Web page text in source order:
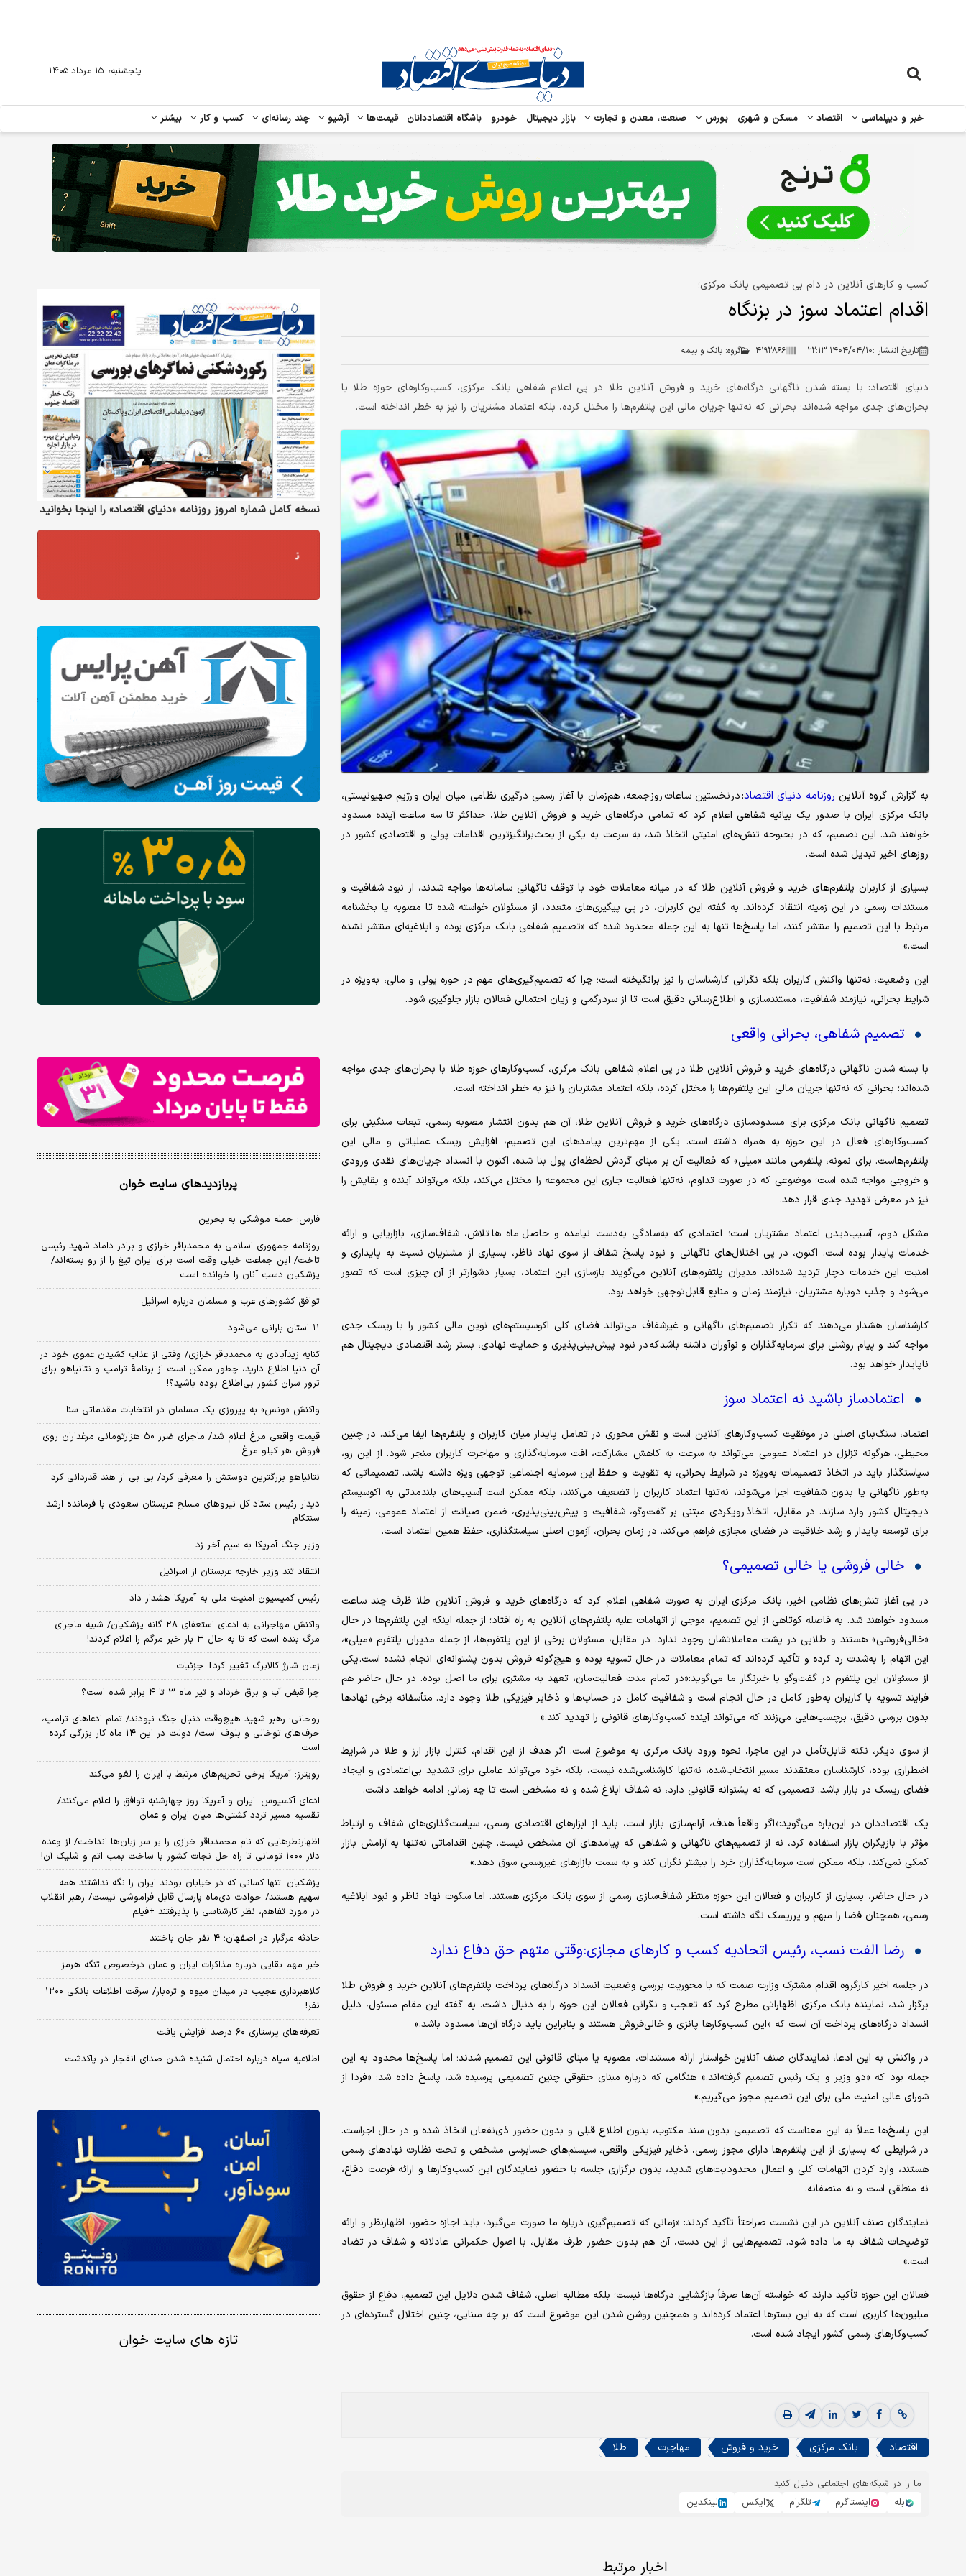
خبر و دیپلماسی اقتصاد مسکن و شهری بورس صنعت، معدن و تجارت بازار دیجیتال خودرو باشگاه اقتصاددانان قیمت‌ها آرشیو چند رسانه‌ای کسب و کار بیشتر
پنجشنبه، ۱۵ مرداد ۱۴۰۵
کسب و کارهای آنلاین در دام بی تصمیمی بانک مرکزی؛
اقدام اعتماد سوز در بزنگاه
تاریخ انتشار :۱۴۰۴/۰۴/۱۰ ۲۲:۱۳ ۴۱۹۲۸۶۶ گروه: بانک و بیمه
دنیای اقتصاد: با بسته شدن ناگهانی درگاه‌های خرید و فروش آنلاین طلا در پی اعلام شفاهی بانک مرکزی، کسب‌وکارهای حوزه طلا با
بحران‌های جدی مواجه شده‌اند؛ بحرانی که نه‌تنها جریان مالی این پلتفرم‌ها را مختل کرده، بلکه اعتماد مشتریان را نیز به خطر انداخته است.
به گزارش گروه آنلاین روزنامه دنیای اقتصاد:در نخستین ساعات روز جمعه، هم‌زمان با آغاز رسمی درگیری نظامی میان ایران و رژیم‌ صهیونیستی،
بانک مرکزی ایران با صدور یک بیانیه شفاهی اعلام کرد که تمامی درگاه‌های خرید و فروش آنلاین طلا، حداکثر تا سه ساعت آینده مسدود
خواهند شد. این تصمیم، که در بحبوحه تنش‌های امنیتی اتخاذ شد، به سرعت به یکی از بحث‌برانگیزترین اقدامات پولی و اقتصادی کشور در
روزهای اخیر تبدیل شده است.
بسیاری از کاربران پلتفرم‌های خرید و فروش آنلاین طلا که در میانه معاملات خود با توقف ناگهانی سامانه‌ها مواجه شدند، از نبود شفافیت و
مستندات رسمی در این زمینه انتقاد کرده‌اند. به گفته این کاربران، در پی پیگیری‌های متعدد، از مسئولان خواسته شده تا مصوبه یا بخشنامه
مرتبط با این تصمیم را منتشر کنند، اما پاسخ‌ها تنها به این جمله محدود شده که «تصمیم شفاهی بانک مرکزی بوده و ابلاغیه‌ای منتشر نشده
است.»
این وضعیت، نه‌تنها واکنش کاربران بلکه نگرانی کارشناسان را نیز برانگیخته است؛ چرا که تصمیم‌گیری‌های مهم در حوزه پولی و مالی، به‌ویژه در
شرایط بحرانی، نیازمند شفافیت، مستندسازی و اطلاع‌رسانی دقیق است تا از سردرگمی و زیان احتمالی فعالان بازار جلوگیری شود.
تصمیم شفاهی، بحرانی واقعی
با بسته شدن ناگهانی درگاه‌های خرید و فروش آنلاین طلا در پی اعلام شفاهی بانک مرکزی، کسب‌وکارهای حوزه طلا با بحران‌های جدی مواجه
شده‌اند؛ بحرانی که نه‌تنها جریان مالی این پلتفرم‌ها را مختل کرده، بلکه اعتماد مشتریان را نیز به خطر انداخته است.
تصمیم ناگهانی بانک مرکزی برای مسدودسازی درگاه‌های خرید و فروش آنلاین طلا، آن هم بدون انتشار مصوبه رسمی، تبعات سنگینی برای
کسب‌وکارهای فعال در این حوزه به همراه داشته است. یکی از مهم‌ترین پیامدهای این تصمیم، افزایش ریسک عملیاتی و مالی این
پلتفرم‌هاست. برای نمونه، پلتفرمی مانند «میلی‌» که فعالیت آن بر مبنای گردش لحظه‌ای پول بنا شده، اکنون با انسداد جریان‌های نقدی ورودی
و خروجی مواجه شده است؛ موضوعی که در صورت تداوم، نه‌تنها فعالیت جاری این مجموعه را مختل می‌کند، بلکه می‌تواند آینده و بقا‌یش را
نیز در معرض تهدید جدی قرار دهد.
مشکل دوم، آسیب‌دیدن اعتماد مشتریان است؛ اعتمادی که به‌سادگی به‌دست نیامده و حاصل ماه ها تلاش، شفاف‌سازی، بازاریابی و ارائه
خدمات پایدار بوده است. اکنون، در پی اختلال‌های ناگهانی و نبود پاسخ شفاف از سوی نهاد ناظر، بسیاری از مشتریان نسبت به پایداری و
امنیت این خدمات دچار تردید شده‌اند. مدیران پلتفرم‌های آنلاین می‌گویند بازسازی این اعتماد، بسیار دشوارتر از آن چیزی است که تصور
می‌شود و جذب دوباره مشتریان، نیازمند زمان و منابع قابل‌توجهی خواهد بود.
کارشناسان هشدار می‌دهند که تکرار تصمیم‌های ناگهانی و غیرشفاف می‌تواند فضای کلی اکوسیستم‌های نوین مالی کشور را با ریسک جدی
مواجه کند و پیام روشنی برای سرمایه‌گذاران و نوآوران داشته باشد که در نبود پیش‌بینی‌پذیری و حمایت نهادی، بستر رشد اقتصادی دیجیتال هم
ناپایدار خواهد بود.
اعتمادساز باشید نه اعتماد سوز
اعتماد، سنگ‌بنای اصلی در موفقیت کسب‌وکارهای آنلاین است و نقش محوری در تعامل پایدار میان کاربران و پلتفرم‌ها ایفا می‌کند. در چنین
محیطی، هرگونه تزلزل در اعتماد عمومی می‌تواند به سرعت به کاهش مشارکت، افت سرمایه‌گذاری و مهاجرت کاربران منجر شود. از این رو،
سیاستگذار باید در اتخاذ تصمیمات به‌ویژه در شرایط بحرانی، به تقویت و حفظ این سرمایه اجتماعی توجهی ویژه داشته باشد. تصمیماتی که
به‌طور ناگهانی یا بدون شفافیت اجرا می‌شوند، نه‌تنها اعتماد کاربران را تضعیف می‌کنند، بلکه ممکن است آسیب‌های بلندمدتی به اکوسیستم
دیجیتال کشور وارد سازند. در مقابل، اتخاذ رویکردی مبتنی بر گفت‌وگو، شفافیت و پیش‌بینی‌پذیری، ضمن صیانت از اعتماد عمومی، زمینه را
برای توسعه پایدار و رشد خلاقیت در فضای مجازی فراهم می‌کند. در زمان بحران، آزمون اصلی سیاستگذاری، حفظ همین اعتماد است.
خالی فروشی یا خالی تصمیمی؟
در پی آغاز تنش‌های نظامی اخیر، بانک مرکزی ایران به صورت شفاهی اعلام کرد که درگاه‌های خرید و فروش آنلاین طلا ظرف چند ساعت
مسدود خواهند شد. به فاصله کوتاهی از این تصمیم، موجی از اتهامات علیه پلتفرم‌های آنلاین به راه افتاد؛ از جمله اینکه این پلتفرم‌ها در حال
«خالی‌فروشی» هستند و طلایی در پشت معاملاتشان وجود ندارد. در مقابل، مسئولان برخی از این پلتفرم‌ها، از جمله مدیران پلتفرم «میلی»،
این اتهام را به‌شدت رد کرده و تأکید کرده‌اند که تمام معاملات در حال تسویه بوده و هیچ‌گونه فروش بدون پشتوانه‌ای انجام نشده است. یکی
از مسئولان این پلتفرم در گفت‌وگو با خبرنگار ما می‌گوید:«در تمام مدت فعالیت‌مان، تعهد به مشتری برای ما اصل بوده. در حال حاضر هم
فرایند تسویه با کاربران به‌طور کامل در حال انجام است و شفافیت کامل در حساب‌ها و ذخایر فیزیکی طلا وجود دارد. متأسفانه برخی نهادها
بدون بررسی دقیق، برچسب‌هایی می‌زنند که می‌تواند آینده کسب‌وکارهای قانونی را تهدید کند.»
از سوی دیگر، نکته قابل‌تأمل در این ماجرا، نحوه ورود بانک مرکزی به موضوع است. اگر هدف از این اقدام، کنترل بازار ارز و طلا در شرایط
اضطراری بوده، کارشناسان معتقدند مسیر انتخاب‌شده، نه‌تنها کارشناسی‌شده نیست، بلکه خود می‌تواند عاملی برای تشدید بی‌اعتمادی و ایجاد
فضای ریسک در بازار باشد. تصمیمی که نه پشتوانه قانونی دارد، نه شفاف ابلاغ شده و نه مشخص است تا چه زمانی ادامه خواهد داشت.
یک اقتصاددان در این‌باره می‌گوید:«اگر واقعاً هدف، آرام‌سازی بازار است، باید از ابزارهای اقتصادی رسمی، سیاست‌گذاری‌های شفاف و ارتباط
مؤثر با بازیگران بازار استفاده کرد، نه از تصمیم‌های ناگهانی و شفاهی که پیامدهای آن مشخص نیست. چنین اقداماتی نه‌تنها به آرامش بازار
کمکی نمی‌کند، بلکه ممکن است سرمایه‌گذاران خرد را بیشتر نگران کند و به سمت بازارهای غیررسمی سوق دهد.»
در حال حاضر، بسیاری از کاربران و فعالان این حوزه منتظر شفاف‌سازی رسمی از سوی بانک مرکزی هستند. اما سکوت نهاد ناظر و نبود ابلاغیه
رسمی، همچنان فضا را مبهم و پرریسک نگه داشته است.
رضا الفت نسب، رئیس اتحادیه کسب و کارهای مجازی: وقتی متهم حق دفاع ندارد
در جلسه اخیر کارگروه اقدام مشترک وزارت صمت که با محوریت بررسی وضعیت انسداد درگاه‌های پرداخت پلتفرم‌های آنلاین خرید و فروش طلا
برگزار شد، نماینده بانک مرکزی اظهاراتی مطرح کرد که تعجب و نگرانی فعالان این حوزه را به دنبال داشت. به گفته این مقام مسئول، دلیل
انسداد درگاه‌های پرداخت آن است که «این کسب‌وکارها پانزی و خالی‌فروش هستند و بنابراین باید درگاه آن‌ها مسدود باشد.»
در واکنش به این ادعا، نمایندگان صنف آنلاین خواستار ارائه مستندات، مصوبه یا مبنای قانونی این تصمیم شدند؛ اما پاسخ‌ها محدود به این
جمله بود که «دو وزیر و یک رئیس تصمیم گرفته‌اند.» هنگامی که درباره مبنای حقوقی چنین تصمیمی پرسیده شد، پاسخ داده شد: «فردا از
شورای عالی امنیت ملی برای این تصمیم مجوز می‌گیریم.»
این پاسخ‌ها عملاً به این معناست که تصمیمی بدون سند مکتوب، بدون اطلاع قبلی و بدون حضور ذی‌نفعان اتخاذ شده و در حال اجراست.
در شرایطی که بسیاری از این پلتفرم‌ها دارای مجوز رسمی، ذخایر فیزیکی واقعی، سیستم‌های حسابرسی مشخص و تحت نظارت نهادهای رسمی
هستند، وارد کردن اتهامات کلی و اعمال محدودیت‌های شدید، بدون برگزاری جلسه با حضور نمایندگان این کسب‌وکارها و ارائه فرصت دفاع،
نه منطقی است و نه منصفانه.
نمایندگان صنف آنلاین در این نشست صراحتاً تأکید کردند: «زمانی که تصمیم‌گیری درباره ما صورت می‌گیرد، باید اجازه حضور، اظهارنظر و ارائه
توضیحات شفاف به ما داده شود. تصمیم‌هایی از این دست، آن‌ هم بدون حضور طرف مقابل، با اصول حکمرانی عادلانه و شفاف در تضاد
است.»
فعالان این حوزه تأکید دارند که خواسته‌ آن‌ها صرفاً بازگشایی درگاه‌ها نیست؛ بلکه مطالبه اصلی، شفاف شدن دلایل این تصمیم، دفاع از حقوق
میلیون‌ها کاربری است که به این بسترها اعتماد کرده‌اند و همچنین روشن شدن این موضوع است که بر چه مبنایی، چنین اختلال گسترده‌ای در
کسب‌وکارهای رسمی کشور ایجاد شده است.
اقتصاد بانک مرکزی خرید و فروش مهاجرت طلا
ما را در شبکه‌های اجتماعی دنبال کنید
بله
اینستاگرم تلگرام ایکس لینکدین
اخبار مرتبط
نسخه کامل شماره امروز روزنامه «دنیای‌ اقتصاد» را اینجا بخوانید
پربازدیدهای سایت خوان
فارس: حمله موشکی به بحرین
روزنامه جمهوری اسلامی به محمدباقر خرازی و برادر داماد شهید رئیسی
تاخت/ این جماعت خیلی وقت است برای ایران تیغ را از رو بسته‌اند/
پزشکیان دستِ آنان را خوانده است
توافق کشورهای عرب و مسلمان درباره اسرائیل
۱۱ استان بارانی می‌شود
کنایه زیدآبادی به محمدباقر خرازی/ وقتی از عذاب کشیدن عموی خود در
آن دنیا اطلاع دارید، چطور ممکن است از برنامهٔ ترامپ و نتانیاهو برای
ترور سران کشور بی‌اطلاع بوده باشید؟!
واکنش «ونس» به پیروزی یک مسلمان در انتخابات مقدماتی سنا
قیمت واقعی مرغ اعلام شد/ ماجرای ضرر ۵۰ هزارتومانی مرغداران روی
فروش هر کیلو مرغ
نتانیاهو بزرگترین دوستش را معرفی کرد/ بی بی از هند قدردانی کرد
دیدار رئیس ستاد کل نیروهای مسلح عربستان سعودی با فرمانده ارشد
سنتکام
وزیر جنگ آمریکا به سیم آخر زد
انتقاد تند وزیر خارجه عربستان از اسرائیل
رئیس کمیسیون امنیت ملی به آمریکا هشدار داد
واکنش مهاجرانی به ادعای استعفای ۲۸ گانه پزشکیان/ شبیه ماجرای
مرگ بنده است که تا به حال ۳ بار خبر مرگم را اعلام کردند!
زمان شارژ کالابرگ تغییر کرد+ جزئیات
چرا قبض آب و برق خرداد و تیر ماه ۳ تا ۴ برابر شده است؟
روحانی: رهبر شهید هیچ‌وقت دنبال جنگ نبودند/ تمام ادعاهای ترامپ،
حرف‌های توخالی و بلوف است/ دولت در این ۱۴ ماه کار بزرگی کرده
است
رویترز: آمریکا برخی تحریم‌های مرتبط با ایران را لغو می‌کند
ادعای آکسیوس: ایران و آمریکا روز چهارشنبه توافق را اعلام می‌کنند/
تقسیم مسیر تردد کشتی‌ها میان ایران و عمان
اظهارنظرهایی که نام محمدباقر خرازی را بر سر زبان‌ها انداخت/ از وعده
دلار ۱۰۰۰ تومانی تا راه حل نجات کشور با ساخت بمب اتم و شلیک آن!
پزشکیان: تنها کسانی که در خیابان بودند ایران را نگه نداشتند همه
سهیم هستند/ حوادث دی‌ماه پارسال قابل فراموشی نیست/ رهبر انقلاب
در مورد تفاهم، نظر کارشناسی را پذیرفتند +فیلم
حادثه مرگبار در اصفهان؛ ۴ نفر جان باختند
خبر مهم بقایی درباره مذاکرات ایران و عمان درخصوص تنگه هرمز
کلاهبرداری عجیب در میدان میوه و تره‌بار/ سرقت اطلاعات بانکی ۱۲۰۰
نفر!
تعرفه‌های پرستاری ۶۰ درصد افزایش یافت
اطلاعیه سپاه درباره احتمال شنیده شدن صدای انفجار در پاکدشت
تازه های سایت خوان